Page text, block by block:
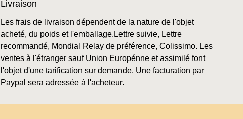
Livraison
Les frais de livraison dépendent de la nature de l'objet
acheté, du poids et l'emballage.Lettre suivie, Lettre
recommandé, Mondial Relay de préférence, Colissimo. Les
ventes à l'étranger sauf Union Europénne et assimilé font
l'objet d'une tarification sur demande. Une facturation par
Paypal sera adressée à l'acheteur.